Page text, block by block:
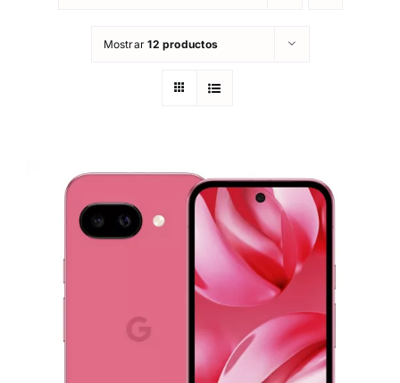
Mostrar12 productos